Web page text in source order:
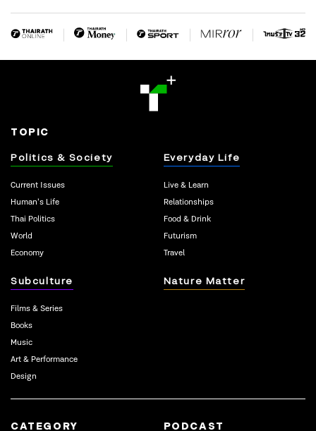
TOPIC
Politics & Society
Current Issues
Human’s Life
Thai Politics
World
Economy
Everyday Life
Live & Learn
Relationships
Food & Drink
Futurism
Travel
Subculture
Films & Series
Books
Music
Art & Performance
Design
Nature Matter
CATEGORY
PODCAST